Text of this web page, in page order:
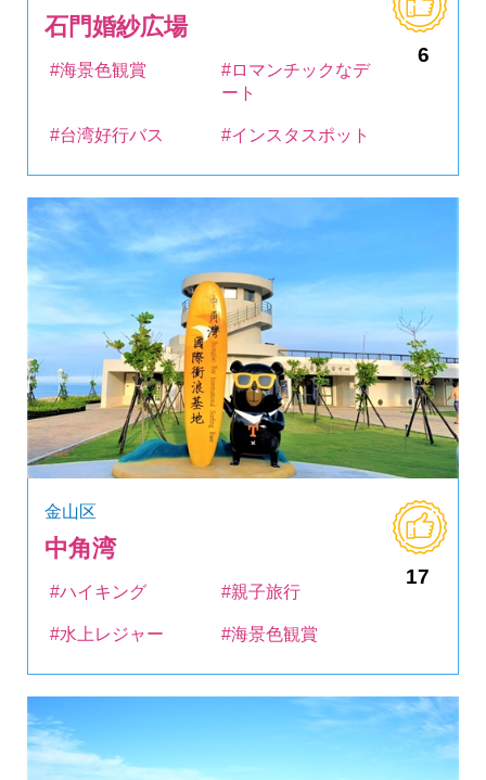
石門婚紗広場
6
#海景色観賞
#ロマンチックなデ
ート
#台湾好行バス #インスタスポット
金山区
中角湾
17
#ハイキング #親子旅行
#水上レジャー #海景色観賞